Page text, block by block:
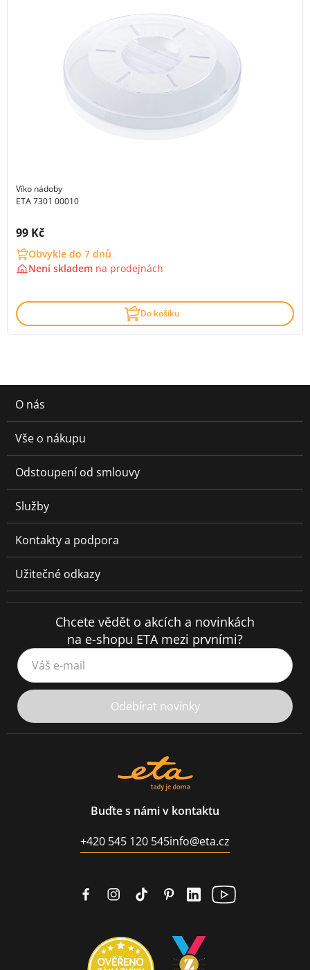
Víko nádoby
ETA 7301 00010
Cena s DPH:
99 Kč
Obvykle do 7 dnů
Není skladem na prodejnách
Do košíku
O nás
Vše o nákupu
Odstoupení od smlouvy
Služby
Kontakty a podpora
Užitečné odkazy
Chcete vědět o akcích a novinkách
na e-shopu ETA mezi prvními?
Váš e-mail
Odebírat novinky
Buďte s námi v kontaktu
+420 545 120 545info@eta.cz